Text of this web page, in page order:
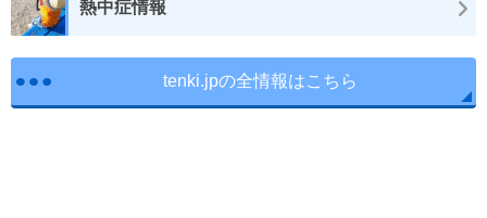
熱中症情報
tenki.jpの全情報はこちら